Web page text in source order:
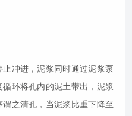
冲进，泥浆同时通过泥浆泵
环将孔内的泥土带出，泥浆
之清孔，当泥浆比重下降至